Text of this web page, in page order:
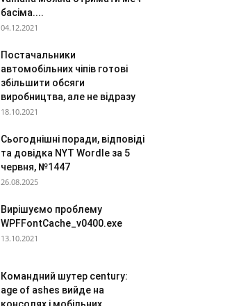
басіма....
04.12.2021
Постачальники
автомобільних чіпів готові
збільшити обсяги
виробництва, але не відразу
18.10.2021
Сьогоднішні поради, відповіді
та довідка NYT Wordle за 5
червня, №1447
26.08.2025
Вирішуємо проблему
WPFFontCache_v0400.exe
13.10.2021
Командний шутер century:
age of ashes вийде на